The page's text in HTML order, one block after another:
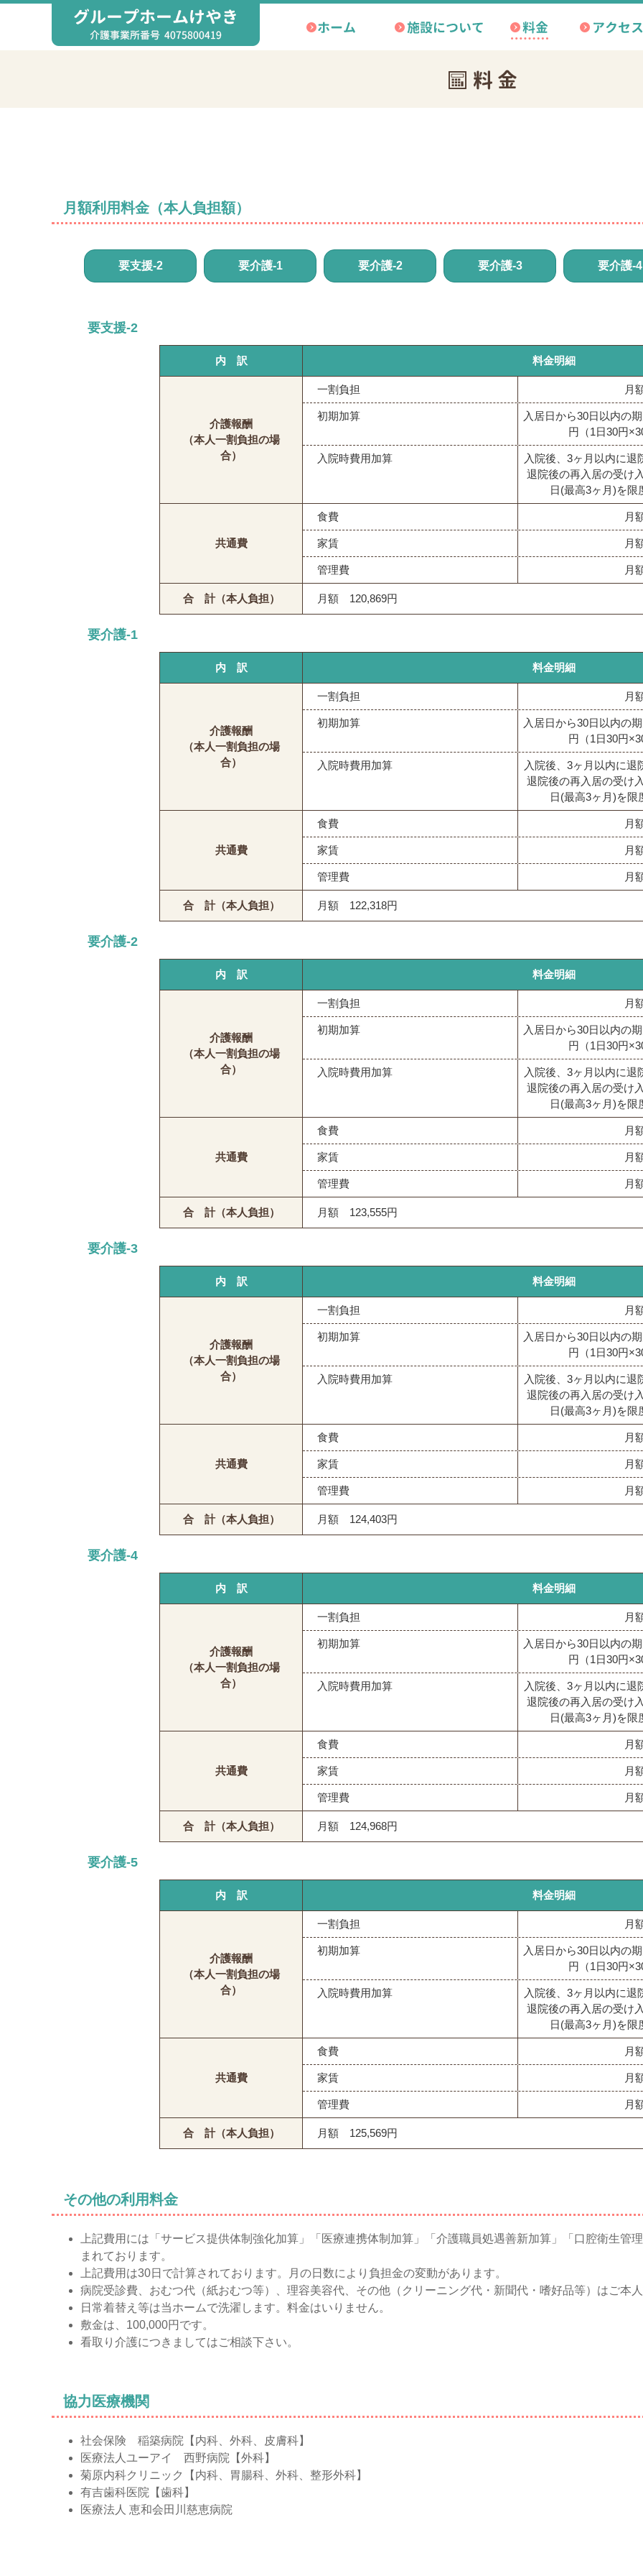
ホーム
月額利用料金（本人負担額）
要支援-2 要介護-1 要介護-2 要介護-3 要介護-4
要支援-2
内 訳 料金明細
介護報酬
（本人一割負担の場
合）
一割負担 月
初期加算
入居日から30日以内の
円（1日30円
入院時費用加算
入院後、3ヶ月以内に
退院後の再入居の受け
日(最高3ヶ月)を限
共通費
食費 月
家賃 月
管理費 月
合 計（本人負担） 月額 120,869円
要介護-1
内 訳 料金明細
介護報酬
（本人一割負担の場
合）
一割負担 月
初期加算
入居日から30日以内の
円（1日30円
入院時費用加算
入院後、3ヶ月以内に
退院後の再入居の受け
日(最高3ヶ月)を限
共通費
食費 月
家賃 月
管理費 月
合 計（本人負担） 月額 122,318円
要介護-2
内 訳 料金明細
介護報酬
（本人一割負担の場
合）
一割負担 月
初期加算
入居日から30日以内の
円（1日30円
入院時費用加算
入院後、3ヶ月以内に
退院後の再入居の受け
日(最高3ヶ月)を限
共通費
食費 月
家賃 月
管理費 月
合 計（本人負担） 月額 123,555円
要介護-3
内 訳 料金明細
介護報酬
（本人一割負担の場
合）
一割負担 月
初期加算
入居日から30日以内の
円（1日30円
入院時費用加算
入院後、3ヶ月以内に
退院後の再入居の受け
日(最高3ヶ月)を限
共通費
食費 月
家賃 月
管理費 月
合 計（本人負担） 月額 124,403円
要介護-4
内 訳 料金明細
介護報酬
（本人一割負担の場
合）
一割負担 月
初期加算
入居日から30日以内の
円（1日30円
入院時費用加算
入院後、3ヶ月以内に
退院後の再入居の受け
日(最高3ヶ月)を限
共通費
食費 月
家賃 月
管理費 月
合 計（本人負担） 月額 124,968円
要介護-5
内 訳 料金明細
介護報酬
（本人一割負担の場
合）
一割負担 月
初期加算
入居日から30日以内の
円（1日30円
入院時費用加算
入院後、3ヶ月以内に
退院後の再入居の受け
日(最高3ヶ月)を限
共通費
食費 月
家賃 月
管理費 月
合 計（本人負担） 月額 125,569円
その他の利用料金
上記費用には「サービス提供体制強化加算」「医療連携体制加算」「介護職員処遇善新加算」「口腔衛生管
まれております。
上記費用は30日で計算されております。月の日数により負担金の変動があります。
病院受診費、おむつ代（紙おむつ等）、理容美容代、その他（クリーニング代・新聞代・嗜好品等）はご本
日常着替え等は当ホームで洗濯します。料金はいりません。
敷金は、100,000円です。
看取り介護につきましてはご相談下さい。
協力医療機関
社会保険 稲築病院【内科、外科、皮膚科】
医療法人ユーアイ 西野病院【外科】
菊原内科クリニック【内科、胃腸科、外科、整形外科】
有吉歯科医院【歯科】
医療法人 恵和会田川慈恵病院